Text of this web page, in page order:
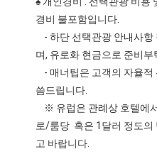
경비 불포함입니다.
- 하단 선택관광 안내사항
며, 유로화 현금으로 준비부
- 매너팁은 고객의 자율적
씀드립니다.
※ 유럽은 관례상 호텔에
로/룸당 혹은 1달러 정도의
고 바랍니다.